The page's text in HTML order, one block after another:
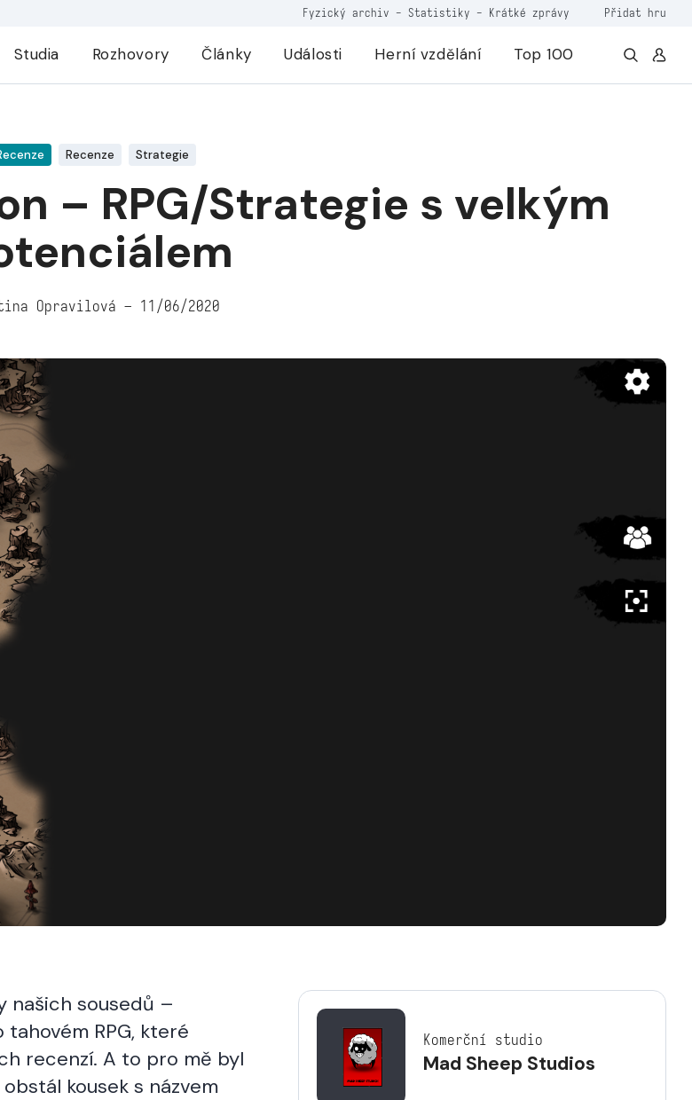
Fyzický archiv - Statistiky - Krátké zprávy Přidat hru
Studia Rozhovory Články Události Herní vzdělání Top 100
Recenze Strategie
– RPG/Strategie s velkým
Opravilová – 11/06/2020
našich sousedů –
RPG, které
recenzí. A to pro mě byl
kousek s názvem
Komerční studio
Mad Sheep Studios